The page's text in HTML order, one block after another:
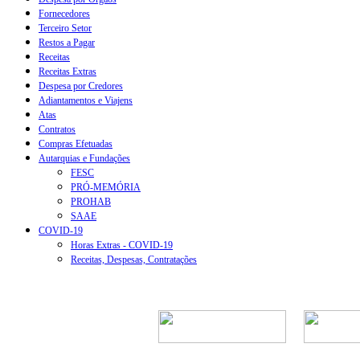
Fornecedores
Terceiro Setor
Restos a Pagar
Receitas
Receitas Extras
Despesa por Credores
Adiantamentos e Viajens
Atas
Contratos
Compras Efetuadas
Autarquias e Fundações
FESC
PRÓ-MEMÓRIA
PROHAB
SAAE
COVID-19
Horas Extras - COVID-19
Receitas, Despesas, Contratações